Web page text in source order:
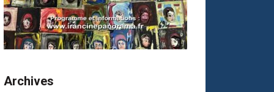
Archives